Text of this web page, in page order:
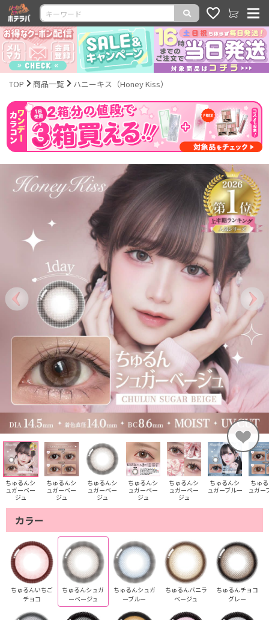
TOP 商品一覧 ハニーキス（Honey Kiss）
ちゅるんシ
ュガーベー
ジュ
ちゅるんシ
ュガーベー
ジュ
ちゅるんシ
ュガーベー
ジュ
ちゅるんシ
ュガーベー
ジュ
ちゅるんシ
ュガーベー
ジュ
ちゅるんシ
ュガーブルー
ちゅ
ュガー
カラー
ちゅるんいちご
チョコ
ちゅるんシュガ
ーベージュ
ちゅるんシュガ
ーブルー
ちゅるんバニラ
ベージュ
ちゅるんチョコ
グレー